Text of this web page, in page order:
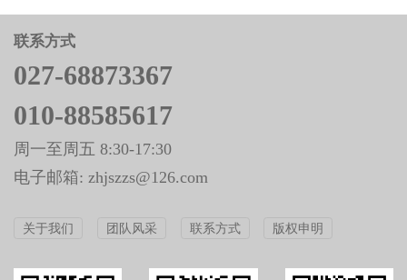
联系方式
027-68873367
010-88585617
周一至周五 8:30-17:30
电子邮箱: zhjszzs@126.com
关于我们 团队风采 联系方式 版权申明